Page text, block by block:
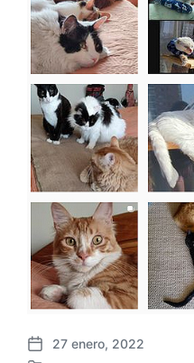
F
27 enero, 2022